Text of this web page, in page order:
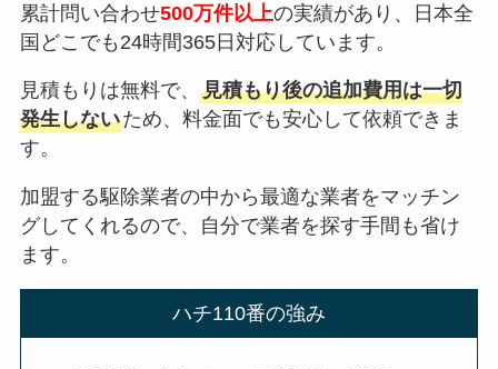
累計問い合わせ500万件以上の実績があり、日本全
国どこでも24時間365日対応しています。
見積もりは無料で、 見積もり後の追加費用は一切
発生しないため、料金面でも安心して依頼できま
す。
加盟する駆除業者の中から最適な業者をマッチン
グしてくれるので、自分で業者を探す手間も省け
ます。
ハチ110番の強み